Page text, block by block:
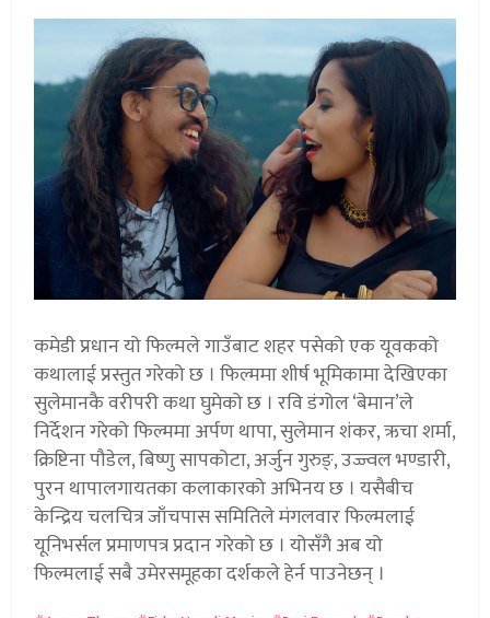
कमेडी प्रधान यो फिल्मले गाउँबाट शहर पसेको एक यूवकको
कथालाई प्रस्तुत गरेको छ । फिल्ममा शीर्ष भूमिकामा देखिएका
सुलेमानकै वरीपरी कथा घुमेको छ । रवि डंगोल ‘बेमान’ले
निर्देशन गरेको फिल्ममा अर्पण थापा, सुलेमान शंकर, ऋचा शर्मा,
क्रिष्टिना पौडेल, बिष्णु सापकोटा, अर्जुन गुरुङ्, उज्ज्वल भण्डारी,
पुरन थापालगायतका कलाकारको अभिनय छ । यसैबीच
केन्द्रिय चलचित्र जाँचपास समितिले मंगलवार फिल्मलाई
यूनिभर्सल प्रमाणपत्र प्रदान गरेको छ । योसँगै अब यो
फिल्मलाई सबै उमेरसमूहका दर्शकले हेर्न पाउनेछन् ।